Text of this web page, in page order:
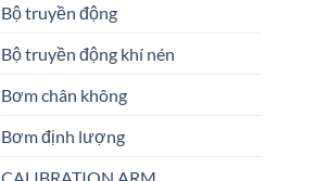
Bộ truyền động
Bộ truyền động khí nén
Bơm chân không
Bơm định lượng